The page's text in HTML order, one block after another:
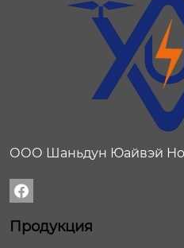
ООО Шаньдун Юайвэй

Продукция